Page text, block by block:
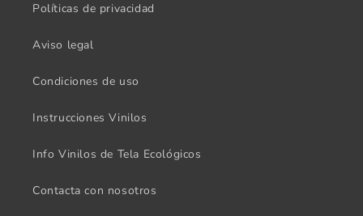
Políticas de privacidad
Aviso legal
Condiciones de uso
Instrucciones Vinilos
Info Vinilos de Tela Ecológicos
Contacta con nosotros